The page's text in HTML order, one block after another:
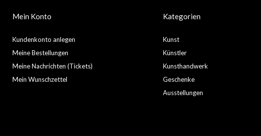
Mein Konto
Kundenkonto anlegen
Meine Bestellungen
Meine Nachrichten (Tickets)
Mein Wunschzettel
Kategorien
Kunst
Künstler
Kunsthandwerk
Geschenke
Ausstellungen